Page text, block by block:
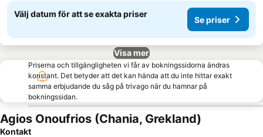
Välj datum för att se exakta priser
Se priser
Visa mer
Priserna och tillgängligheten vi får av bokningssidorna ändras
konstant. Det betyder att det kan hända att du inte hittar exakt
samma erbjudande du såg på trivago när du hamnar på
bokningssidan.
Agios Onoufrios (Chania, Grekland)
Kontakt